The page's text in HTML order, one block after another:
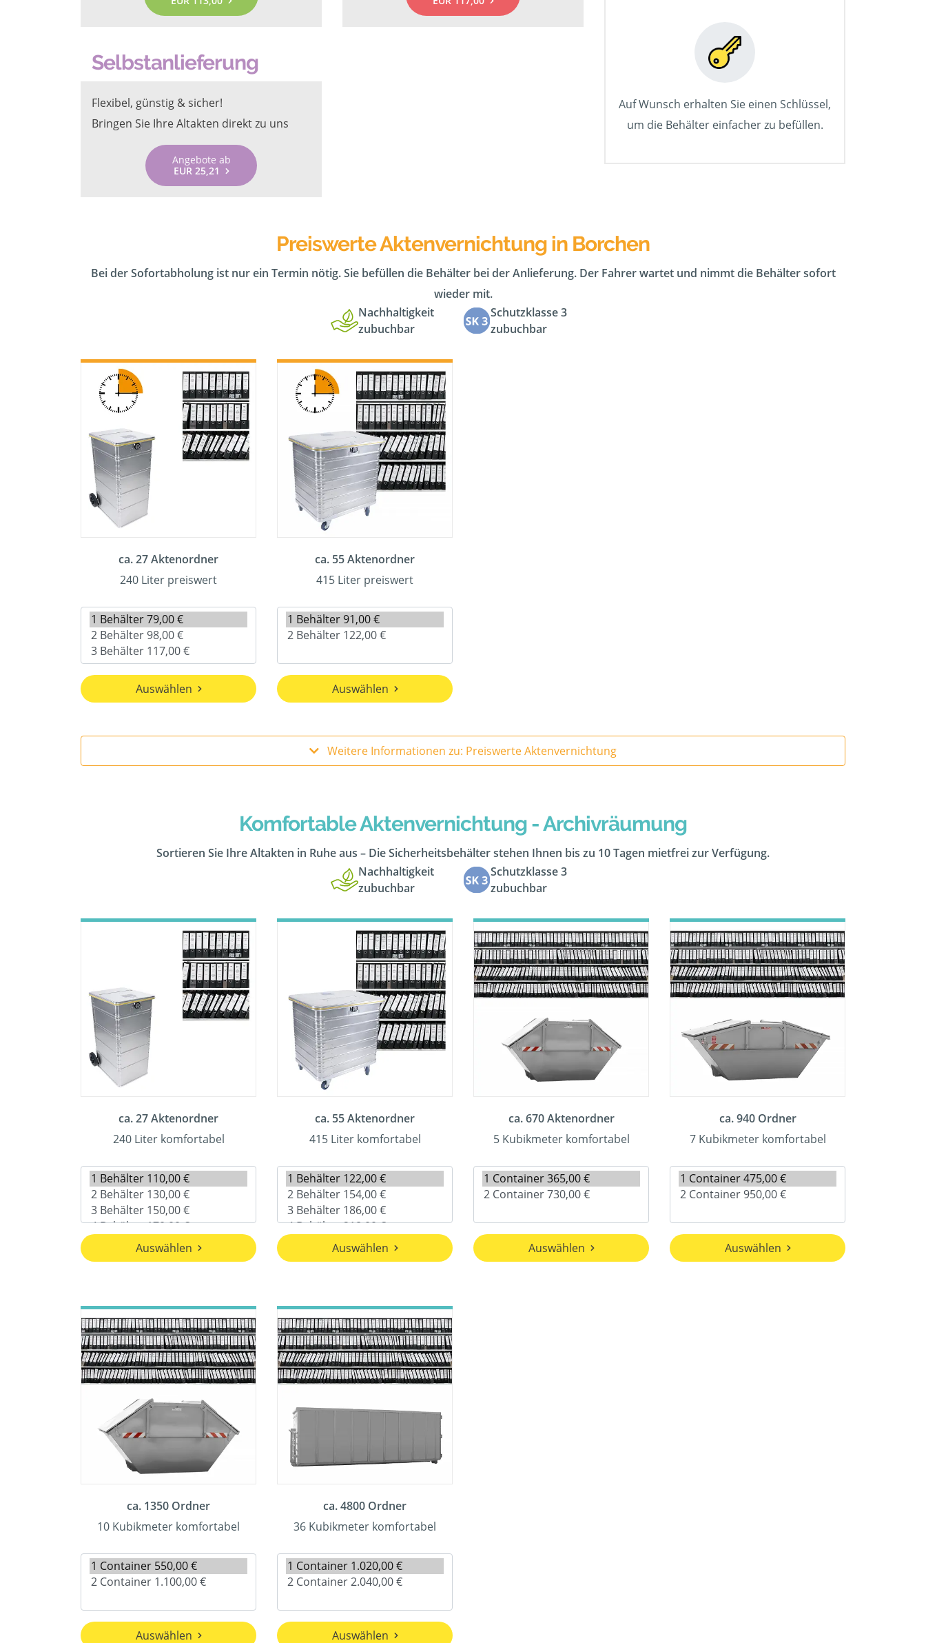
Selbstanlieferung
Flexibel, günstig & sicher!
Bringen Sie Ihre Altakten direkt zu uns
Angebote ab
EUR 25,21
Auf Wunsch erhalten Sie einen Schlüssel,
um die Behälter einfacher zu befüllen.
Preiswerte Aktenvernichtung in Borchen
Bei der Sofortabholung ist nur ein Termin nötig. Sie befüllen die Behälter bei der Anlieferung. Der Fahrer wartet und nimmt die Behälter sofort
wieder mit.
Nachhaltigkeit
zubuchbar
Schutzklasse 3
zubuchbar
ca. 27 Aktenordner
240 Liter preiswert
Auswählen
ca. 55 Aktenordner
415 Liter preiswert
Auswählen
Weitere Informationen zu: Preiswerte Aktenvernichtung
Komfortable Aktenvernichtung - Archivräumung
Sortieren Sie Ihre Altakten in Ruhe aus – Die Sicherheitsbehälter stehen Ihnen bis zu 10 Tagen mietfrei zur Verfügung.
Nachhaltigkeit
zubuchbar
Schutzklasse 3
zubuchbar
ca. 27 Aktenordner
240 Liter komfortabel
Auswählen
ca. 55 Aktenordner
415 Liter komfortabel
Auswählen
ca. 670 Aktenordner
5 Kubikmeter komfortabel
Auswählen
ca. 940 Ordner
7 Kubikmeter komfortabel
Auswählen
ca. 1350 Ordner
10 Kubikmeter komfortabel
Auswählen
ca. 4800 Ordner
36 Kubikmeter komfortabel
Auswählen